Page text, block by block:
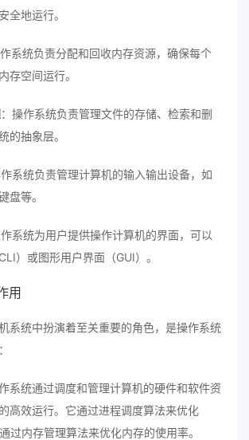
全地运行。
系统负责分配和回收内存资源，确保每个
存空间运行。
：操作系统负责管理文件的存储、检索和删
的抽象层。
系统负责管理计算机的输入输出设备，如
盘等。
系统为用户提供操作计算机的界面，可以
）或图形用户界面（GUI）。
用
系统中扮演着至关重要的角色，是操作系统
系统通过调度和管理计算机的硬件和软件资
高效运行。它通过进程调度算法来优化
过内存管理算法来优化内存的使用率。